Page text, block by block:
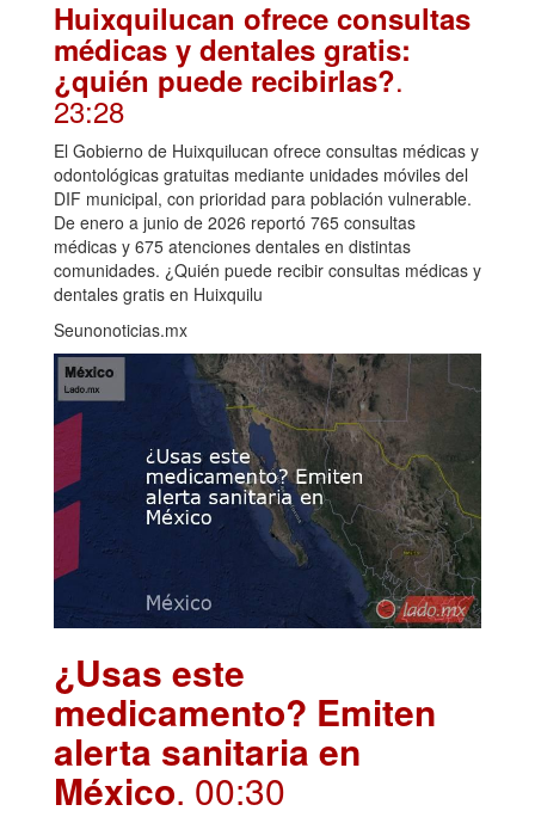
Huixquilucan ofrece consultas
médicas y dentales gratis:
¿quién puede recibirlas?.
23:28
El Gobierno de Huixquilucan ofrece consultas médicas y
odontológicas gratuitas mediante unidades móviles del
DIF municipal, con prioridad para población vulnerable.
De enero a junio de 2026 reportó 765 consultas
médicas y 675 atenciones dentales en distintas
comunidades. ¿Quién puede recibir consultas médicas y
dentales gratis en Huixquilu
Seunonoticias.mx
¿Usas este
medicamento? Emiten
alerta sanitaria en
México. 00:30